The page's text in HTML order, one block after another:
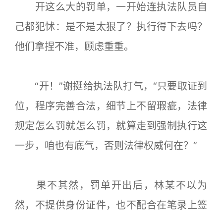
开这么大的罚单，一开始连执法队员自
己都犯怵：是不是太狠了？执行得下去吗？
他们拿捏不准，顾虑重重。
“开！”谢挺给执法队打气，“只要取证到
位，程序完善合法，细节上不留瑕疵，法律
规定怎么罚就怎么罚，就算走到强制执行这
一步，咱也有底气，否则法律权威何在？”
果不其然，罚单开出后，林某不以为
然，不提供身份证件，也不配合在笔录上签